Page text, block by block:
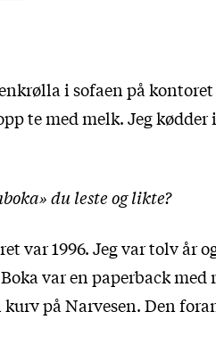
i sofaen på
te med melk. Jeg kødder
du leste og likte?
var 1996. Jeg var tolv år
var en paperback med
kurv på Narvesen. Den